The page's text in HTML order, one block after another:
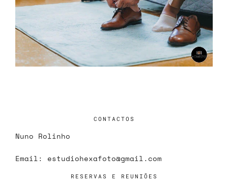
CONTACTOS
Nuno Rolinho
Email: estudiohexafoto@gmail.com
RESERVAS E REUNIÕES